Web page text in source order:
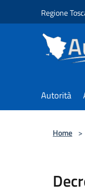
Regione
Autorità
Home >